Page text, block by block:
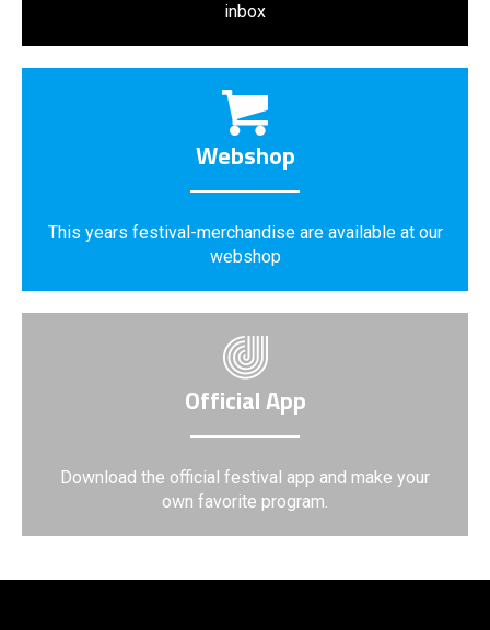
inbox
Webshop
This years festival-merchandise are available at our
webshop
Official App
Download the official festival app and make your
own favorite program.